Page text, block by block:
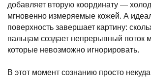
добавляет вторую координату —
мгновенно измеряемые кожей. А
поверхность завершает картину:
пальцам создает непрерывный поток
которые невозможно игнорировать.
В этот момент сознанию просто